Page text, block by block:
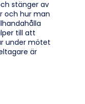
stänger av
och hur man
till att
under mötet
är